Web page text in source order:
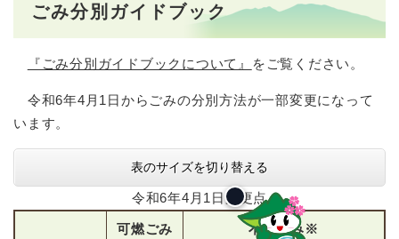
ごみ分別ガイドブック
『ごみ分別ガイドブックについて』 をご覧ください。
令和6年4月1日からごみの分別方法が一部変更になって
います。
表のサイズを切り替える
令和6年4月1日変更点
可燃ごみ 不燃ごみ※